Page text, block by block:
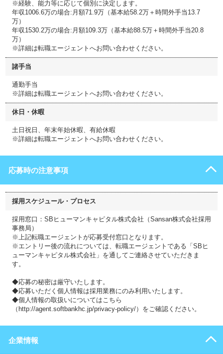
※経験、能力等に応じて個別に決定します。
年収1006.6万の場合:月額71.9万（基本給58.2万＋時間外手当13.7
万）
年収1530.2万の場合:月額109.3万（基本給88.5万＋時間外手当20.8
万）
※詳細は転職エージェントへお問い合わせください。
諸手当
通勤手当
※詳細は転職エージェントへお問い合わせください。
休日・休暇
土日祝日、年末年始休暇、有給休暇
※詳細は転職エージェントへお問い合わせください。
応募時の注意事項
採用スケジュール・プロセス
採用窓口：SBヒューマンキャピタル株式会社（Sansan株式会社採用
事務局）
※上記転職エージェントが応募受付窓口となります。
※エントリー後の流れについては、転職エージェントである「SBヒ
ューマンキャピタル株式会社」を通してご連絡させていただきま
す。
◆応募の秘密は厳守いたします。
◆応募いただく個人情報は採用業務にのみ利用いたします。
◆個人情報の取扱いについてはこちら
（http://agent.softbankhc.jp/privacy-policy/）をご確認ください。
企業情報